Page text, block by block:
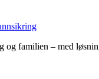
og familien – med